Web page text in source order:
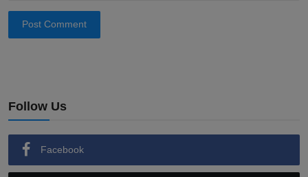
Post Comment
Follow Us
Facebook